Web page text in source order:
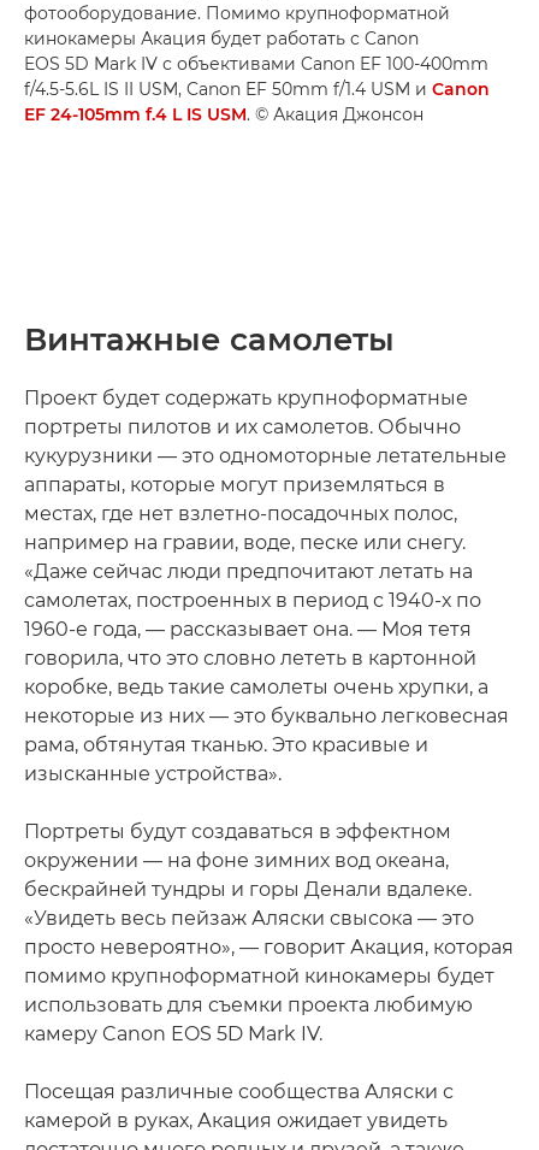
фотооборудование. Помимо крупноформатной
кинокамеры Акация будет работать с Canon
EOS 5D Mark IV с объективами Canon EF 100-400mm
f/4.5-5.6L IS II USM, Canon EF 50mm f/1.4 USM и Canon
EF 24-105mm f.4 L IS USM. © Акация Джонсон
Винтажные самолеты
Проект будет содержать крупноформатные
портреты пилотов и их самолетов. Обычно
кукурузники — это одномоторные летательные
аппараты, которые могут приземляться в
местах, где нет взлетно-посадочных полос,
например на гравии, воде, песке или снегу.
«Даже сейчас люди предпочитают летать на
самолетах, построенных в период с 1940-х по
1960-е года, — рассказывает она. — Моя тетя
говорила, что это словно лететь в картонной
коробке, ведь такие самолеты очень хрупки, а
некоторые из них — это буквально легковесная
рама, обтянутая тканью. Это красивые и
изысканные устройства».
Портреты будут создаваться в эффектном
окружении — на фоне зимних вод океана,
бескрайней тундры и горы Денали вдалеке.
«Увидеть весь пейзаж Аляски свысока — это
просто невероятно», — говорит Акация, которая
помимо крупноформатной кинокамеры будет
использовать для съемки проекта любимую
камеру Canon EOS 5D Mark IV.
Посещая различные сообщества Аляски с
камерой в руках, Акация ожидает увидеть